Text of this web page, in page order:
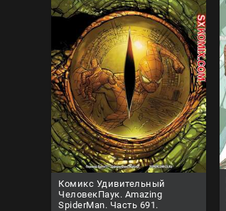
Комикс Удивительный
ЧеловекПаук. Amazing
SpiderMan. Часть 691.